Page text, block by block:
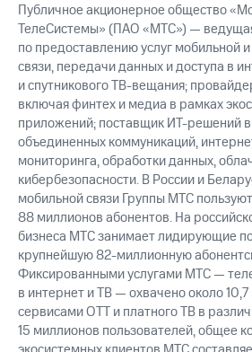
Публичное акционерное общество
ТелеСистемы» (ПАО «МТС») —
по предоставлению услуг мобильной
связи, передачи данных и доступа в
и спутникового ТВ-вещания;
включая финтех и медиа в рамках
приложений; поставщик ИТ-решений
объединенных коммуникаций,
мониторинга, обработки данных,
кибербезопасности. В России и
мобильной связи Группы МТС
88 миллионов абонентов. На
бизнеса МТС занимает лидирующие
крупнейшую 82-миллионную
Фиксированными услугами МТС —
в интернет и ТВ — охвачено около
сервисами OTT и платного ТВ в
15 миллионов пользователей, общее